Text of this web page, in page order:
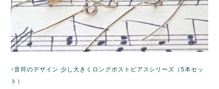
↑音符のデザイン 少し大きくロングポストピアスシリーズ（5本セッ
ト）